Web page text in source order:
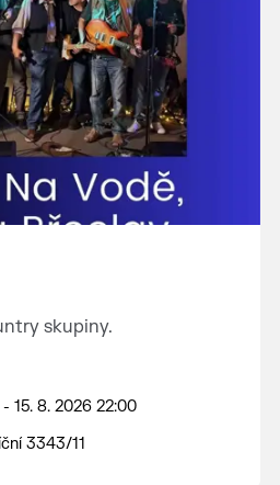
skupiny.
15. 8. 2026 22:00
3343/11